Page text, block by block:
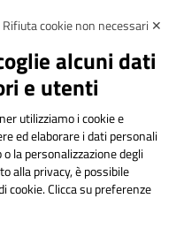
online
Rifiuta cookie non necessari ✕
alcuni dati
e utenti
utilizziamo i cookie e
ed elaborare i dati personali
la personalizzazione degli
alla privacy, è possibile
cookie. Clicca su preferenze